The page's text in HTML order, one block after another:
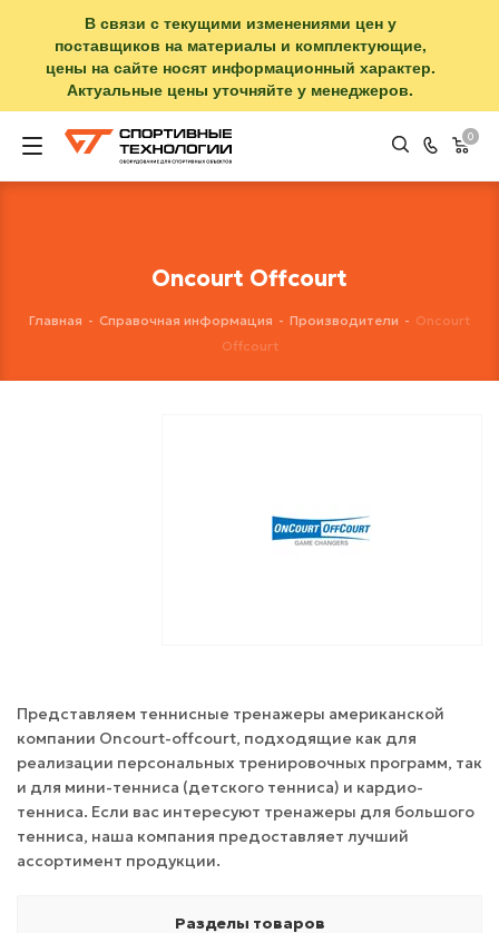
В связи с текущими изменениями цен у
поставщиков на материалы и комплектующие,
цены на сайте носят информационный характер.
Актуальные цены уточняйте у менеджеров.
0
Oncourt Offcourt
Главная - Справочная информация - Производители - Oncourt
Offcourt
Представляем теннисные тренажеры американской
компании Oncourt-offcourt, подходящие как для
реализации персональных тренировочных программ, так
и для мини-тенниса (детского тенниса) и кардио-
тенниса. Если вас интересуют тренажеры для большого
тенниса, наша компания предоставляет лучший
ассортимент продукции.
Разделы товаров